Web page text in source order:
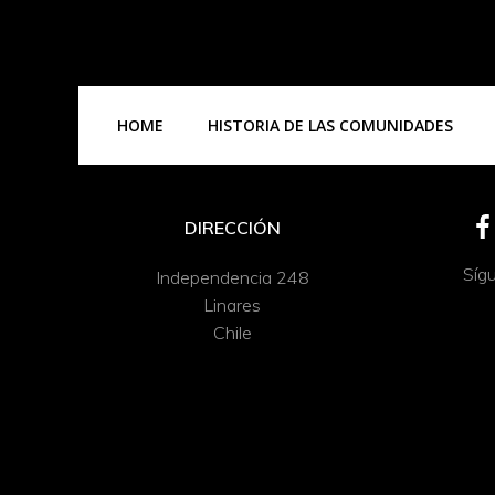
HOME HISTORIA DE LAS COMUNIDADES
DIRECCIÓN
Independencia 248
Linares
Chile